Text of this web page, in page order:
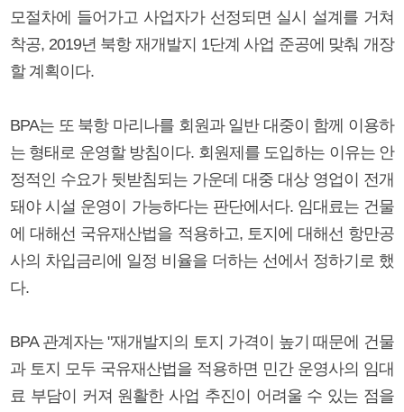
모절차에 들어가고 사업자가 선정되면 실시 설계를 거쳐
착공, 2019년 북항 재개발지 1단계 사업 준공에 맞춰 개장
할 계획이다.
BPA는 또 북항 마리나를 회원과 일반 대중이 함께 이용하
는 형태로 운영할 방침이다. 회원제를 도입하는 이유는 안
정적인 수요가 뒷받침되는 가운데 대중 대상 영업이 전개
돼야 시설 운영이 가능하다는 판단에서다. 임대료는 건물
에 대해선 국유재산법을 적용하고, 토지에 대해선 항만공
사의 차입금리에 일정 비율을 더하는 선에서 정하기로 했
다.
BPA 관계자는 "재개발지의 토지 가격이 높기 때문에 건물
과 토지 모두 국유재산법을 적용하면 민간 운영사의 임대
료 부담이 커져 원활한 사업 추진이 어려울 수 있는 점을